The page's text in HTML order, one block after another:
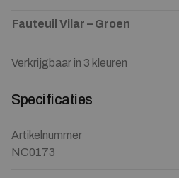
Fauteuil Vilar – Groen
Verkrijgbaar in 3 kleuren
Specificaties
Artikelnummer
NC0173